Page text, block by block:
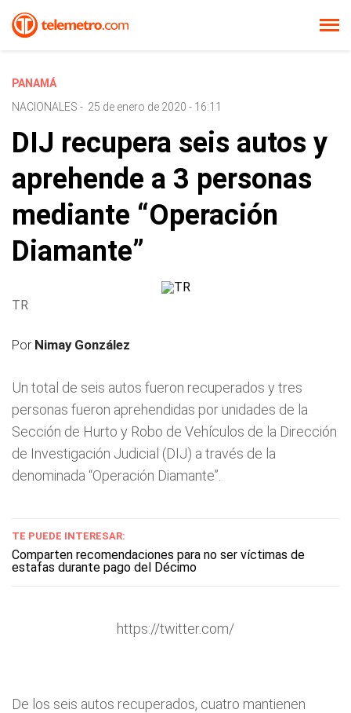
PANAMÁ
NACIONALES - 25 de enero de 2020 - 16:11
DIJ recupera seis autos y
aprehende a 3 personas
mediante “Operación
Diamante”
TR
Por Nimay González
Un total de seis autos fueron recuperados y tres
personas fueron aprehendidas por unidades de la
Sección de Hurto y Robo de Vehículos de la Dirección
de Investigación Judicial (DIJ) a través de la
denominada “Operación Diamante”.
TE PUEDE INTERESAR:
Comparten recomendaciones para no ser víctimas de
estafas durante pago del Décimo
https://twitter.com/
De los seis autos recuperados, cuatro mantienen